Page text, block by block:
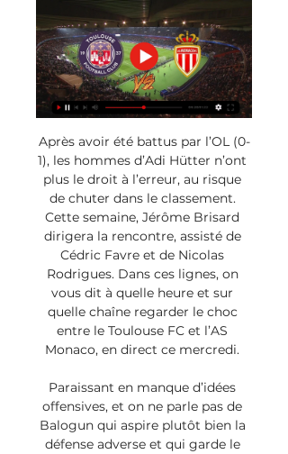
Après avoir été battus par l’OL (0-
1), les hommes d’Adi Hütter n’ont
plus le droit à l’erreur, au risque
de chuter dans le classement.
Cette semaine, Jérôme Brisard
dirigera la rencontre, assisté de
Cédric Favre et de Nicolas
Rodrigues. Dans ces lignes, on
vous dit à quelle heure et sur
quelle chaîne regarder le choc
entre le Toulouse FC et l’AS
Monaco, en direct ce mercredi.
Paraissant en manque d’idées
offensives, et on ne parle pas de
Balogun qui aspire plutôt bien la
défense adverse et qui garde le